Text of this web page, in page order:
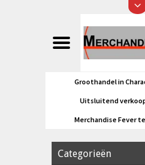
Groothandel in
Uitsluitend
Merchandise Fever
Categorieën